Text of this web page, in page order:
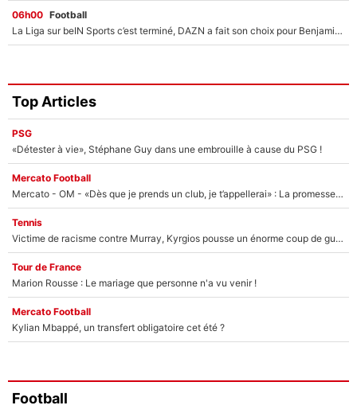
06h00 Football
La Liga sur beIN Sports c’est terminé, DAZN a fait son choix pour Benjamin Da Silva et Omar Da Fonseca !
Top Articles
PSG
«Détester à vie», Stéphane Guy dans une embrouille à cause du PSG !
Mercato Football
Mercato - OM - «Dès que je prends un club, je t’appellerai» : La promesse de Marcelino au moment de claquer la porte
Tennis
Victime de racisme contre Murray, Kyrgios pousse un énorme coup de gueule !
Tour de France
Marion Rousse : Le mariage que personne n'a vu venir !
Mercato Football
Kylian Mbappé, un transfert obligatoire cet été ?
Football